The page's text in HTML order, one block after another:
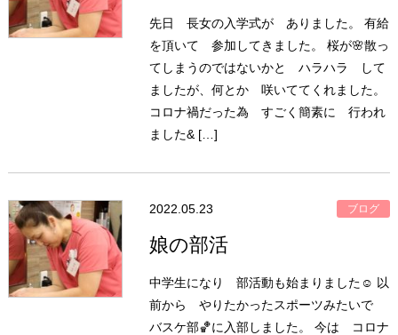
先日 長女の入学式が ありました。 有給
を頂いて 参加してきました。 桜が🌸散っ
てしまうのではないかと ハラハラ して
ましたが、何とか 咲いててくれました。
コロナ禍だった為 すごく簡素に 行われ
ました& […]
2022.05.23 ブログ
娘の部活
中学生になり 部活動も始まりました☺️ 以
前から やりたかったスポーツみたいで
バスケ部🏀に入部しました。 今は コロナ